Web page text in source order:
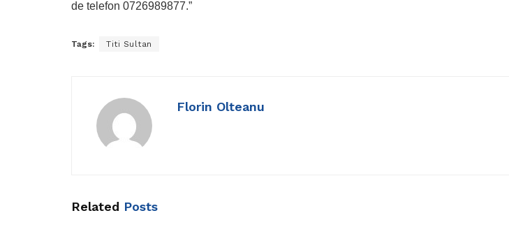
de telefon 0726989877.”
Tags: Titi Sultan
Florin Olteanu
Related Posts